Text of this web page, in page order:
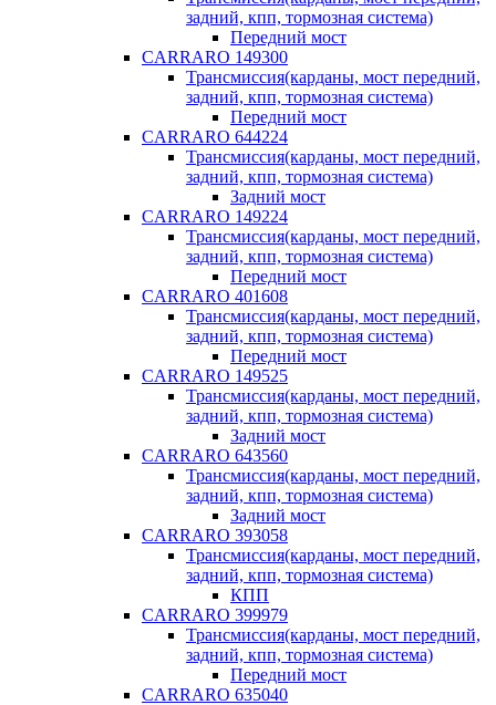
задний, кпп, тормозная система)
Передний мост
CARRARO 149300
Трансмиссия(карданы, мост передний,
задний, кпп, тормозная система)
Передний мост
CARRARO 644224
Трансмиссия(карданы, мост передний,
задний, кпп, тормозная система)
Задний мост
CARRARO 149224
Трансмиссия(карданы, мост передний,
задний, кпп, тормозная система)
Передний мост
CARRARO 401608
Трансмиссия(карданы, мост передний,
задний, кпп, тормозная система)
Передний мост
CARRARO 149525
Трансмиссия(карданы, мост передний,
задний, кпп, тормозная система)
Задний мост
CARRARO 643560
Трансмиссия(карданы, мост передний,
задний, кпп, тормозная система)
Задний мост
CARRARO 393058
Трансмиссия(карданы, мост передний,
задний, кпп, тормозная система)
КПП
CARRARO 399979
Трансмиссия(карданы, мост передний,
задний, кпп, тормозная система)
Передний мост
CARRARO 635040